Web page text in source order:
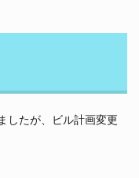
したが、ビル計画変更